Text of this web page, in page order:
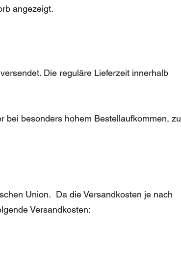
angezeigt.
Die reguläre Lieferzeit innerhalb
bei besonders hohem Bestellaufkommen, zu
Union. Da die Versandkosten je nach
Versandkosten: